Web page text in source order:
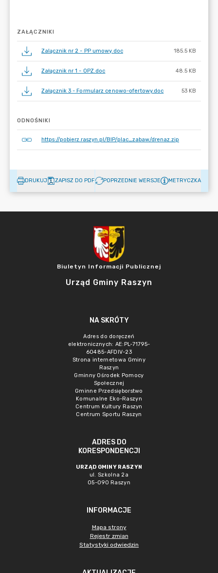
ZAŁĄCZNIKI
Zalącznik nr 2 - PP umowy.doc 185.5 KB
Załącznik nr 1 - OPZ.doc 48.5 KB
Załącznik 3 - Formularz cenowo-ofertowy.doc 53 KB
ODNOŚNIKI
https://pobierz.raszyn.pl/BIP/plac_zabaw/drenaz.zip
DRUKUJ ZAPISZ DO PDF POPRZEDNIE WERSJE METRYCZKA
Biuletyn Informacji Publicznej
Urząd Gminy Raszyn
NA SKRÓTY
Adres do doręczeń
elektronicznych: AE:PL-71795-
60485-AFDIV-23
Strona internetowa Gminy
Raszyn
Gminny Ośrodek Pomocy
Społecznej
Gminne Przedsięborstwo
Komunalne Eko-Raszyn
Centrum Kultury Raszyn
Centrum Sportu Raszyn
ADRES DO
KORESPONDENCJI
URZĄD GMINY RASZYN
ul. Szkolna 2a
05-090 Raszyn
INFORMACJE
Mapa strony
Rejestr zmian
Statystyki odwiedzin